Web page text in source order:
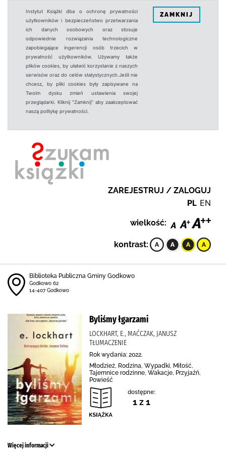
Instytut Książki dba o ochronę prywatności
użytkowników i bezpieczeństwo przetwarzania
ich danych osobowych oraz stosuje
odpowiednie rozwiązania technologiczne
zapobiegające ingerencji osób trzecich w
prywatność użytkowników. Używamy także
plików cookies, by ułatwić korzystanie z naszych
serwisów oraz do celów statystycznych.Jeśli nie
chcesz, by pliki cookies były zapisywane na
Twoim dysku zmień ustawienia swojej
przeglądarki. Kliknij "Zamknij" aby zaakceptować
naszą politykę prywatności.
ZAMKNIJ
ZAREJESTRUJ / ZALOGUJ
PL EN
wielkość:
kontrast:
Biblioteka Publiczna Gminy Godkowo
Godkowo 62
14-407 Godkowo
Byliśmy łgarzami
LOCKHART, E., MAĆCZAK, JANUSZ
TŁUMACZENIE
Rok wydania: 2022.
Młodzież, Rodzina, Wypadki, Miłość,
Tajemnice rodzinne, Wakacje, Przyjaźń,
Powieść
dostępne:
1 z 1
Więcej informacji